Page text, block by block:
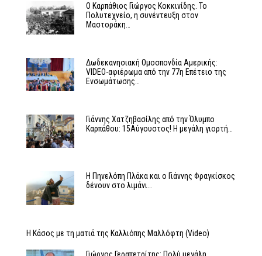
Ο Καρπάθιος Γιώργος Κοκκινίδης. Το
Πολυτεχνείο, η συνέντευξη στον
Μαστοράκη…
Δωδεκανησιακή Ομοσπονδία Αμερικής:
VIDEO-αφιέρωμα από την 77η Επέτειο της
Ενσωμάτωσης…
Γιάννης Χατζηβασίλης από την Όλυμπο
Καρπάθου: 15Αύγουστος! Η μεγάλη γιορτή…
Η Πηνελόπη Πλάκα και ο Γιάννης Φραγκίσκος
δένουν στο λιμάνι…
Η Κάσος με τη ματιά της Καλλιόπης Μαλλόφτη (Video)
Γιώργος Γεραπετρίτης: Πολύ μεγάλη